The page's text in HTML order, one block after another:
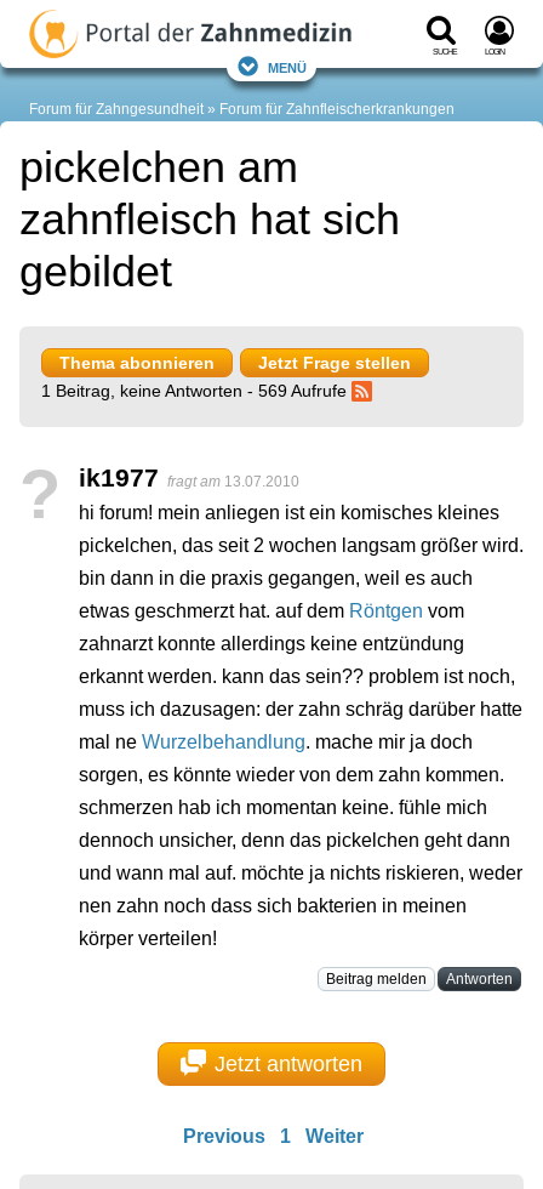
Suche Login
Menü
Forum für Zahngesundheit Forum für Zahnfleischerkrankungen
pickelchen am
zahnfleisch hat sich
gebildet
Thema abonnieren
Jetzt Frage stellen
1 Beitrag, keine Antworten - 569 Aufrufe
? ik1977 fragt am 13.07.2010
hi forum! mein anliegen ist ein komisches kleines
pickelchen, das seit 2 wochen langsam größer wird.
bin dann in die praxis gegangen, weil es auch
etwas geschmerzt hat. auf dem Röntgen vom
zahnarzt konnte allerdings keine entzündung
erkannt werden. kann das sein?? problem ist noch,
muss ich dazusagen: der zahn schräg darüber hatte
mal ne Wurzelbehandlung. mache mir ja doch
sorgen, es könnte wieder von dem zahn kommen.
schmerzen hab ich momentan keine. fühle mich
dennoch unsicher, denn das pickelchen geht dann
und wann mal auf. möchte ja nichts riskieren, weder
nen zahn noch dass sich bakterien in meinen
körper verteilen!
Beitrag melden Antworten
Jetzt antworten
Previous 1 Weiter